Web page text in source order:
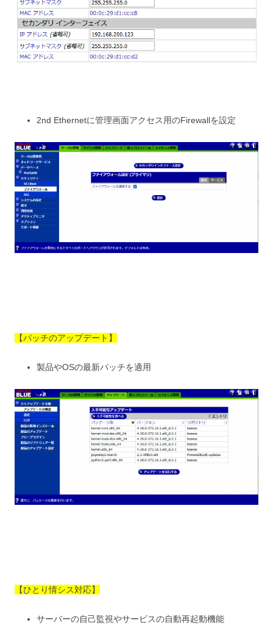
2nd Ethernetに管理画面アクセス用のFirewallを設定
【パッチのアップデート】
製品やOSの最新パッチを適用
【ひとり情シス対応】
サーバーの自己監視やサービスの自動再起動機能